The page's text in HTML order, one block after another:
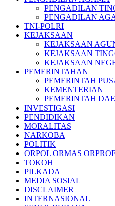
PENGADILAN
PENGADILAN
TNI-POLRI
KEJAKSAAN
KEJAKSAAN
KEJAKSAAN
KEJAKSAAN
PEMERINTAHAN
PEMERINTAH
KEMENTERIAN
PEMERINTAH
INVESTIGASI
PENDIDIKAN
MORALITAS
NARKOBA
POLITIK
ORPOL ORMAS
TOKOH
PILKADA
MEDIA SOSIAL
DISCLAIMER
INTERNASIONAL